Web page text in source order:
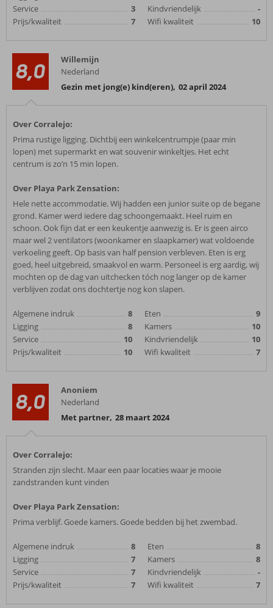
Service
3
Prijs/kwaliteit
7
Kindvriendelijk
-
Wifi kwaliteit
10
8,0
Willemijn
Nederland
Gezin met jong(e) kind(eren), 02 april 2024
Over Corralejo:
Prima rustige ligging. Dichtbij een winkelcentrumpje (paar min
lopen) met supermarkt en wat souvenir winkeltjes. Het echt
centrum is zo’n 15 min lopen.
Over Playa Park Zensation:
Hele nette accommodatie. Wij hadden een junior suite op de begane
grond. Kamer werd iedere dag schoongemaakt. Heel ruim en
schoon. Ook fijn dat er een keukentje aanwezig is. Er is geen airco
maar wel 2 ventilators (woonkamer en slaapkamer) wat voldoende
verkoeling geeft. Op basis van half pension verbleven. Eten is erg
goed, heel uitgebreid, smaakvol en warm. Personeel is erg aardig, wij
mochten op de dag van uitchecken tóch nog langer op de kamer
verblijven zodat ons dochtertje nog kon slapen.
Algemene indruk
8
Ligging
8
Service
10
Prijs/kwaliteit
10
Eten
9
Kamers
10
Kindvriendelijk
10
Wifi kwaliteit
7
8,0
Anoniem
Nederland
Met partner, 28 maart 2024
Over Corralejo:
Stranden zijn slecht. Maar een paar locaties waar je mooie
zandstranden kunt vinden
Over Playa Park Zensation:
Prima verblijf. Goede kamers. Goede bedden bij het zwembad.
Algemene indruk
8
Ligging
7
Service
7
Prijs/kwaliteit
7
Eten
8
Kamers
8
Kindvriendelijk
-
Wifi kwaliteit
7